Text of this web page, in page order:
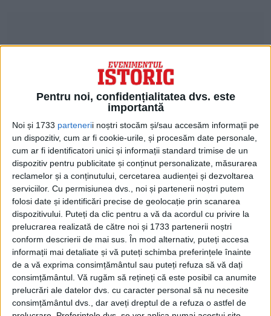
Pentru noi, confidențialitatea dvs. este
importantă
Noi și 1733 partenerii noștri stocăm și/sau accesăm informații pe
un dispozitiv, cum ar fi cookie-urile, și procesăm date personale,
cum ar fi identificatori unici și informații standard trimise de un
dispozitiv pentru publicitate și conținut personalizate, măsurarea
reclamelor și a conținutului, cercetarea audienței și dezvoltarea
serviciilor. Cu permisiunea dvs., noi și partenerii noștri putem
folosi date și identificări precise de geolocație prin scanarea
dispozitivului. Puteți da clic pentru a vă da acordul cu privire la
prelucrarea realizată de către noi și 1733 partenerii noștri
conform descrierii de mai sus. În mod alternativ, puteți accesa
informații mai detaliate și vă puteți schimba preferințele înainte
de a vă exprima consimțământul sau puteți refuza să vă dați
consimțământul. Vă rugăm să rețineți că este posibil ca anumite
prelucrări ale datelor dvs. cu caracter personal să nu necesite
consimțământul dvs., dar aveți dreptul de a refuza o astfel de
Doamna Ursula von der Leyen a declarat
deschis, într-un interviu pentru Les Echos
și Handelsblatt, că Moscova „folosește
livrările de gaz ca mijloc de presiune
asupra noastră”.
EUROPA ARE MAI MULTĂ NEVOIE SĂ